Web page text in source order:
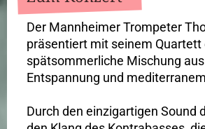
Der Mannheimer Trompeter
präsentiert mit seinem Quartett
spätsommerliche Mischung
Entspannung und
Durch den einzigartigen Sound